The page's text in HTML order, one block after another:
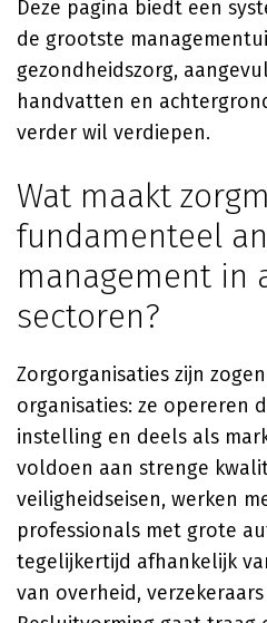
Deze pagina biedt een
de grootste
gezondheidszorg,
handvatten en
verder wil verdiepen.
Wat maakt
fundamenteel
management in
sectoren?
Zorgorganisaties zijn
organisaties: ze opereren
instelling en deels als
voldoen aan strenge
veiligheidseisen, werken
professionals met grote
tegelijkertijd afhankelijk
van overheid,